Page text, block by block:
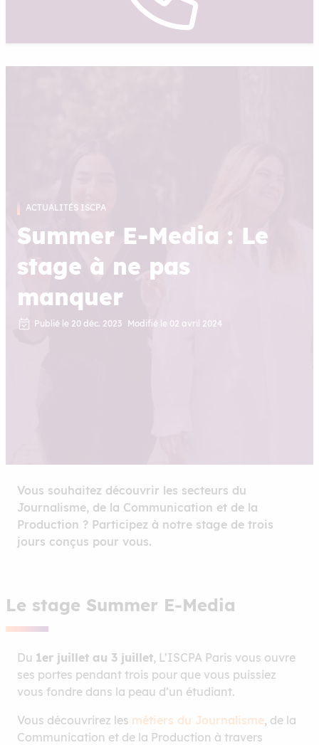
ACTUALITÉS ISCPA
Summer E-Media : Le
stage à ne pas
manquer
Publié le 20 déc. 2023 Modifié le 02 avril 2024
Vous souhaitez découvrir les secteurs du
Journalisme, de la Communication et de la
Production ? Participez à notre stage de trois
jours conçus pour vous.
Le stage Summer E-Media
Du 1er juillet au 3 juillet, L’ISCPA Paris vous ouvre
ses portes pendant trois pour que vous puissiez
vous fondre dans la peau d’un étudiant.
Vous découvrirez les métiers du Journalisme, de la
Communication et de la Production à travers